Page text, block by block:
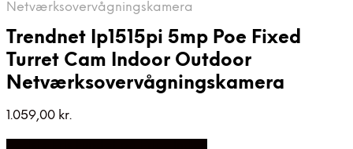
Netværksovervågningskamera
Trendnet Ip1515pi 5mp Poe Fixed
Turret Cam Indoor Outdoor
Netværksovervågningskamera
1.059,00 kr.